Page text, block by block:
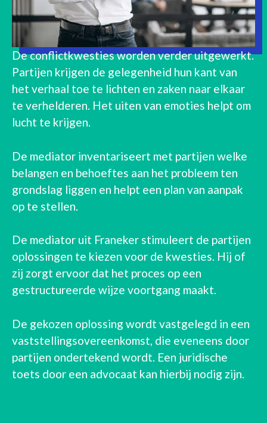
De conflictkwesties worden verder uitgewerkt.
Partijen krijgen de gelegenheid hun kant van
het verhaal toe te lichten en zaken naar elkaar
te verhelderen. Het uiten van emoties helpt om
lucht te krijgen.
De mediator inventariseert met partijen welke
belangen en behoeftes aan het probleem ten
grondslag liggen en helpt een plan van aanpak
op te stellen.
De mediator uit Franeker stimuleert de partijen
oplossingen te kiezen voor de kwesties. Hij of
zij zorgt ervoor dat het proces op een
gestructureerde wijze voortgang maakt.
De gekozen oplossing wordt vastgelegd in een
vaststellingsovereenkomst, die eveneens door
partijen ondertekend wordt. Een juridische
toets door een advocaat kan hierbij nodig zijn.